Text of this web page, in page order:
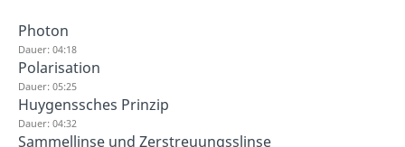
Photon
Dauer: 04:18
Polarisation
Dauer: 05:25
Huygenssches Prinzip
Dauer: 04:32
Sammellinse und Zerstreuungsslinse